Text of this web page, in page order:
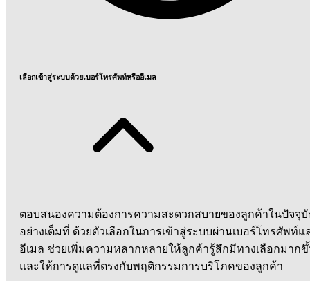
เลือกเข้าสู่ระบบด้วยเบอร์โทรศัพท์หรืออีเมล
ตอบสนองความต้องการความสะดวกสบายของลูกค้าในปัจจุ
อย่างเต็มที่ ด้วยตัวเลือกในการเข้าสู่ระบบผ่านเบอร์โทรศัพท์แ
อีเมล ช่วยเพิ่มความหลากหลายให้ลูกค้ารู้สึกมีทางเลือกมาก
และให้การดูแลที่ตรงกับพฤติกรรมการบริโภคของลูกค้า